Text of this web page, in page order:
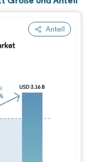
Anteil